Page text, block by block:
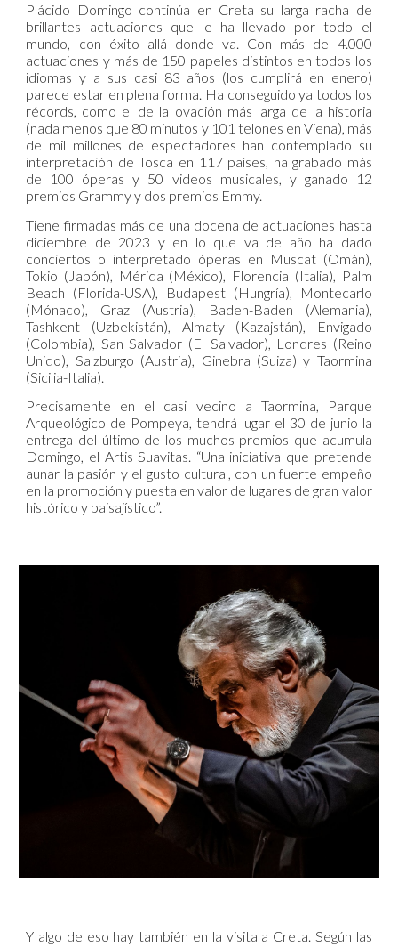
Plácido Domingo continúa en Creta su larga racha de
brillantes actuaciones que le ha llevado por todo el
mundo, con éxito allá donde va. Con más de 4.000
actuaciones y más de 150 papeles distintos en todos los
idiomas y a sus casi 83 años (los cumplirá en enero)
parece estar en plena forma. Ha conseguido ya todos los
récords, como el de la ovación más larga de la historia
(nada menos que 80 minutos y 101 telones en Viena), más
de mil millones de espectadores han contemplado su
interpretación de Tosca en 117 países, ha grabado más
de 100 óperas y 50 videos musicales, y ganado 12
premios Grammy y dos premios Emmy.
Tiene firmadas más de una docena de actuaciones hasta
diciembre de 2023 y en lo que va de año ha dado
conciertos o interpretado óperas en Muscat (Omán),
Tokio (Japón), Mérida (México), Florencia (Italia), Palm
Beach (Florida-USA), Budapest (Hungría), Montecarlo
(Mónaco), Graz (Austria), Baden-Baden (Alemania),
Tashkent (Uzbekistán), Almaty (Kazajstán), Envigado
(Colombia), San Salvador (El Salvador), Londres (Reino
Unido), Salzburgo (Austria), Ginebra (Suiza) y Taormina
(Sicilia-Italia).
Precisamente en el casi vecino a Taormina, Parque
Arqueológico de Pompeya, tendrá lugar el 30 de junio la
entrega del último de los muchos premios que acumula
Domingo, el Artis Suavitas. “Una iniciativa que pretende
aunar la pasión y el gusto cultural, con un fuerte empeño
en la promoción y puesta en valor de lugares de gran valor
histórico y paisajístico”.
Y algo de eso hay también en la visita a Creta. Según las